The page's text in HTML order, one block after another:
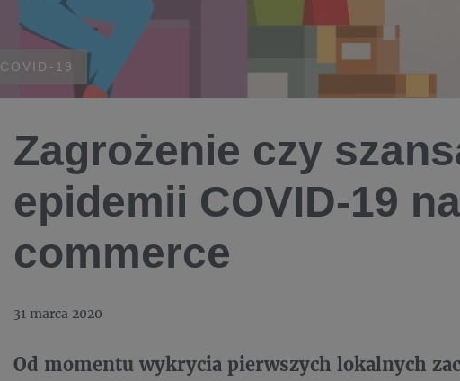
COVID-19
Zagrożenie czy
epidemii COVID-19
commerce
31 marca 2020
Od momentu wykrycia pierwszych lokalnych